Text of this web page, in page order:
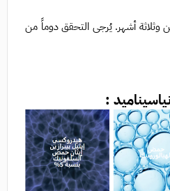
وثلاثة أشهر. يُرجى التحقق دوماً من
: